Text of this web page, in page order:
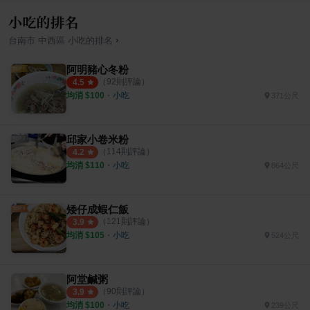
小吃的排名
台南市 中西區 小吃 的排名 ›
阿明豬心冬粉
4.5 （ 92則評論）
均消 $100 ・ 小吃 371公尺
邱家小卷米粉
4.2 （ 114則評論）
均消 $110 ・ 小吃
矮仔成蝦仁飯
3.9 （ 121則評論）
均消 $105 ・ 小吃 524公尺
阿堂鹹粥
3.9 （ 90則評論）
均消 $100 ・ 小吃 239公尺